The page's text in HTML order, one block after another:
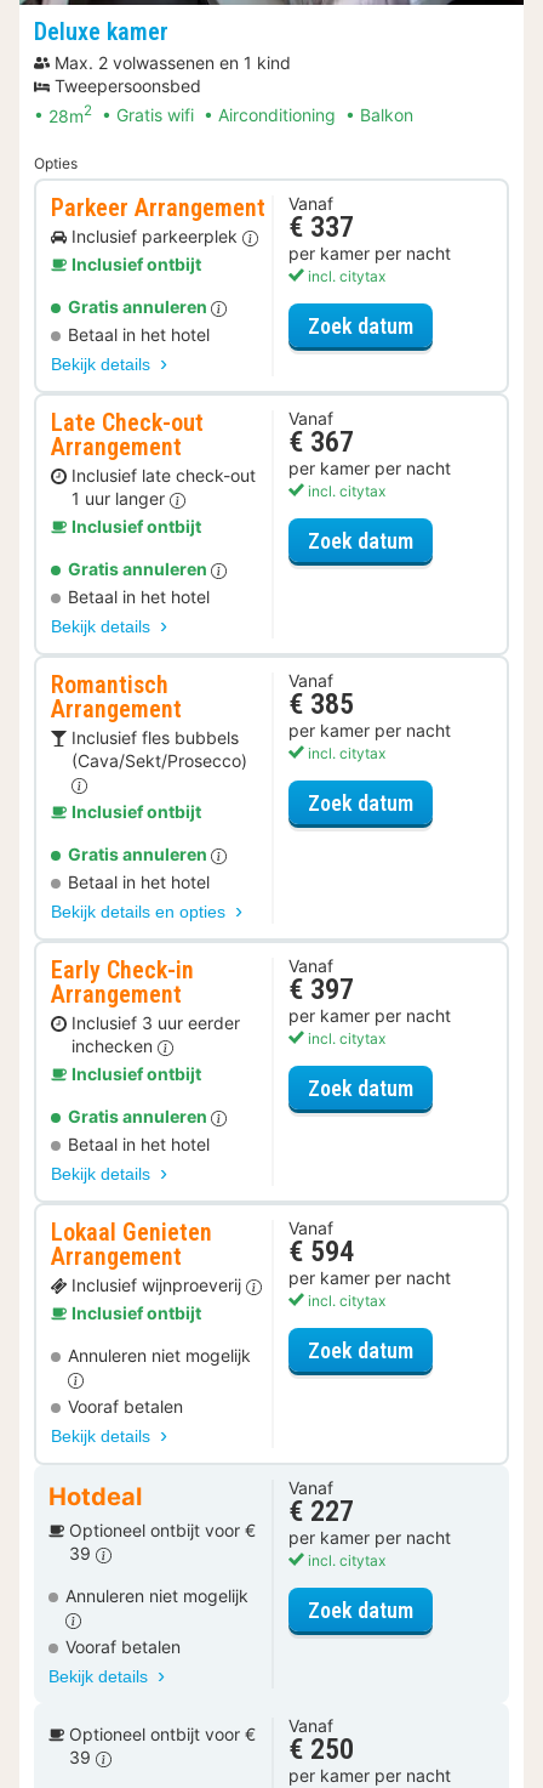
Deluxe kamer
Max. 2 volwassenen en 1 kind
Tweepersoonsbed
28m2 Gratis wifi Airconditioning Balkon
Opties
Parkeer Arrangement
Inclusief parkeerplek
Inclusief ontbijt
Gratis annuleren
Betaal in het hotel
Bekijk details
Vanaf
€ 337
per kamer per nacht
incl. citytax
Zoek datumvoor Parkeer
Late Check-out
Arrangement
Inclusief late check-out
1 uur langer
Inclusief ontbijt
Gratis annuleren
Betaal in het hotel
Bekijk details
Vanaf
€ 367
per kamer per nacht
incl. citytax
Zoek datumvoor Late
Romantisch
Arrangement
Inclusief fles bubbels
(Cava/Sekt/Prosecco)
Inclusief ontbijt
Gratis annuleren
Betaal in het hotel
Bekijk details en opties
Vanaf
€ 385
per kamer per nacht
incl. citytax
Zoek datumvoor
Early Check-in
Arrangement
Inclusief 3 uur eerder
inchecken
Inclusief ontbijt
Gratis annuleren
Betaal in het hotel
Bekijk details
Vanaf
€ 397
per kamer per nacht
incl. citytax
Zoek datumvoor Early
Lokaal Genieten
Arrangement
Inclusief wijnproeverij
Inclusief ontbijt
Annuleren niet mogelijk
Vooraf betalen
Bekijk details
Vanaf
€ 594
per kamer per nacht
incl. citytax
Zoek datumvoor Lokaal
Hotdeal
Optioneel ontbijt voor €
39
Annuleren niet mogelijk
Vooraf betalen
Bekijk details
Vanaf
€ 227
per kamer per nacht
incl. citytax
Zoek datumvoor Deluxe
Optioneel ontbijt voor €
39
Vanaf
€ 250
per kamer per nacht